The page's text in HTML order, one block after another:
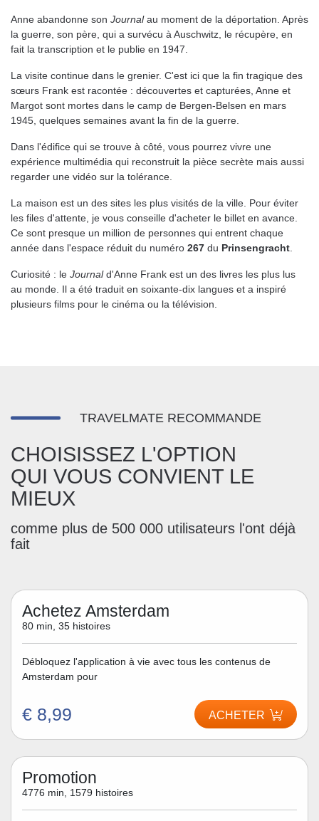
Anne abandonne son Journalau moment de la déportation. Après
la guerre, son père, qui a survécu à Auschwitz, le récupère, en
fait la transcription et le publie en 1947.
La visite continue dans le grenier. C'est ici que la fin tragique des
sœurs Frank est racontée : découvertes et capturées, Anne et
Margot sont mortes dans le camp de Bergen-Belsen en mars
1945, quelques semaines avant la fin de la guerre.
Dans l'édifice qui se trouve à côté, vous pourrez vivre une
expérience multimédia qui reconstruit la pièce secrète mais aussi
regarder une vidéo sur la tolérance.
La maison est un des sites les plus visités de la ville. Pour éviter
les files d'attente, je vous conseille d'acheter le billet en avance.
Ce sont presque un million de personnes qui entrent chaque
année dans l'espace réduit du numéro 267 du Prinsengracht
Curiosité : le Journald'Anne Frank est un des livres les plus lus
au monde. Il a été traduit en soixante-dix langues et a inspiré
plusieurs films pour le cinéma ou la télévision.
TRAVELMATE RECOMMANDE
CHOISISSEZ L'OPTION
QUI VOUS CONVIENT LE
MIEUX
comme plus de 500 000 utilisateurs l'ont déjà
fait
Achetez Amsterdam
80 min, 35 histoires
Débloquez l'application à vie avec tous les contenus de
Amsterdam pour
€ 8,99 ACHETER
Promotion
4776 min, 1579 histoires